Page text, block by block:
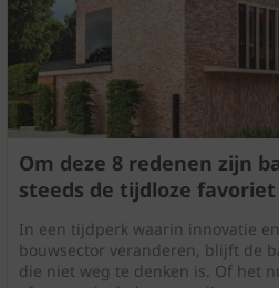
Om deze 8 redenen zijn
steeds de tijdloze favoriet
In een tijdperk waarin innovatie
bouwsector veranderen, blijft de
die niet weg te denken is. Of het